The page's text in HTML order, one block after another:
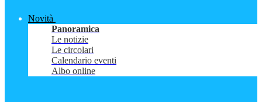
Novità
Panoramica
Le notizie
Le circolari
Calendario eventi
Albo online